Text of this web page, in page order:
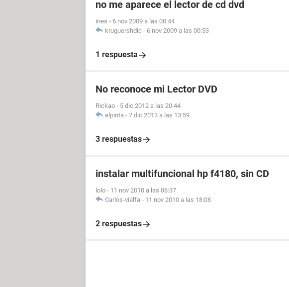
no me aparece el lector de cd dvd
ines - 6 nov 2009 a las 00:44
kruguershdic - 6 nov 2009 a las 00:53
1 respuesta
No reconoce mi Lector DVD
Rickao - 5 dic 2012 a las 20:44
elpinta - 7 dic 2013 a las 13:59
3 respuestas
instalar multifuncional hp f4180, sin CD
lolo - 11 nov 2010 a las 06:37
Carlos-vialfa - 11 nov 2010 a las 18:08
2 respuestas